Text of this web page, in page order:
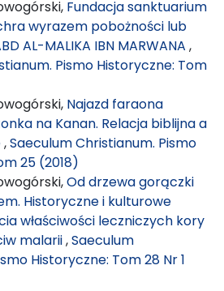
Fundacja sanktuarium
wyrazem pobożności lub
AL-MALIKA IBN MARWANA ,
Pismo Historyczne: Tom
Najazd faraona
na Kanan. Relacja biblijna a
,Saeculum Christianum. Pismo
25 (2018)
Od drzewa gorączki
Historyczne i kulturowe
właściwości leczniczych kory
malarii,Saeculum
Historyczne: Tom 28 Nr 1